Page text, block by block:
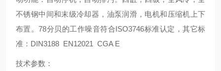
不锈钢中间和末级冷却器，油泵润滑，电机和压缩机上下
布置。78分贝的工作噪音符合ISO3746标准认定，其它标
准：DIN3188 EN12021 CGA E
技术参数：